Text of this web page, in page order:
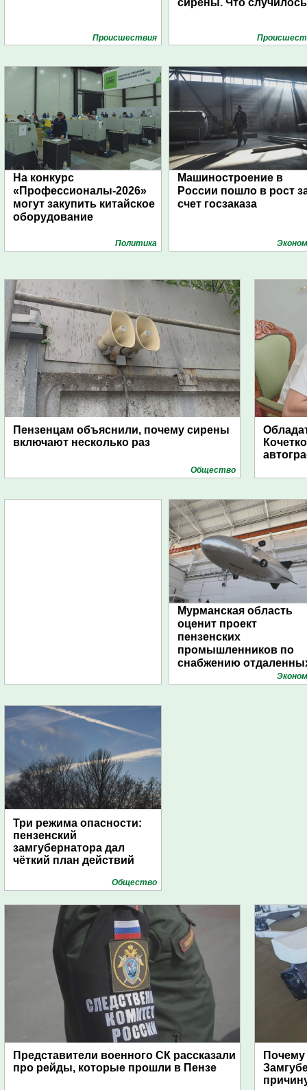
Проиcшествия
сирены. Что
На конкурс
«Профессионалы-2026»
могут закупить китайское
оборудование
Политика
Машиностроение в
России пошло в рост
счет госзаказа
Пензенцам объяснили, почему сирены
включают несколько раз
Общество
Мурманская область
оценит проект
пензенских
промышленников по
снабжению
поселений с помощью
Три режима опасности:
пензенский
замгубернатора дал
чёткий план действий
Общество
Представители военного СК рассказали
про рейды, которые прошли в Пензе